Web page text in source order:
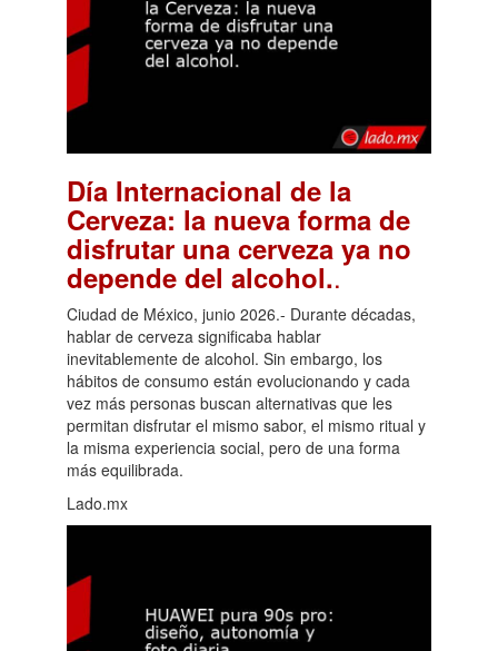
Día Internacional de la
Cerveza: la nueva forma de
disfrutar una cerveza ya no
depende del alcohol..
Ciudad de México, junio 2026.- Durante décadas,
hablar de cerveza significaba hablar
inevitablemente de alcohol. Sin embargo, los
hábitos de consumo están evolucionando y cada
vez más personas buscan alternativas que les
permitan disfrutar el mismo sabor, el mismo ritual y
la misma experiencia social, pero de una forma
más equilibrada.
Lado.mx